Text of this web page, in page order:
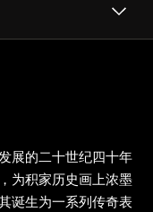
展的二十世纪四十年
为积家历史画上浓墨
诞生为一系列传奇表